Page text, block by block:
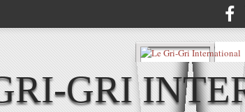
GRI